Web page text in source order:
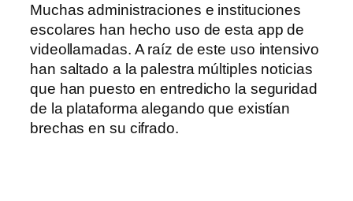
Muchas administraciones e instituciones
escolares han hecho uso de esta app de
videollamadas. A raíz de este uso intensivo
han saltado a la palestra múltiples noticias
que han puesto en entredicho la seguridad
de la plataforma alegando que existían
brechas en su cifrado.